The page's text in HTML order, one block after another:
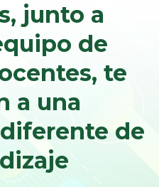
junto a
de
te
a una
de